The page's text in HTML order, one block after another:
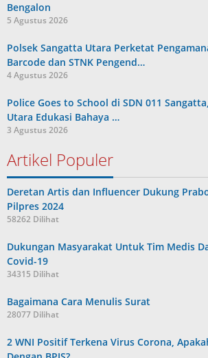
Bengalon
5 Agustus 2026
Polsek Sangatta Utara Perketat
Barcode dan STNK Pengend…
4 Agustus 2026
Police Goes to School di SDN 011
Utara Edukasi Bahaya …
3 Agustus 2026
Artikel Populer
Deretan Artis dan Influencer Dukung
Pilpres 2024
58262 Dilihat
Dukungan Masyarakat Untuk Tim Medis
Covid-19
34315 Dilihat
Bagaimana Cara Menulis Surat
28077 Dilihat
2 WNI Positif Terkena Virus Corona,